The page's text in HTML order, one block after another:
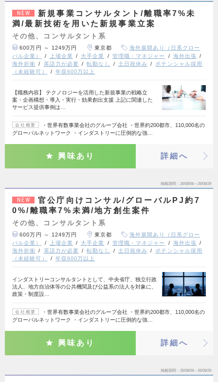
NEW
新規事業コンサルタント/離職率7%未
満/最新技術を用いた新規事業立案
その他、コンサルタント系
600万円 ～ 1249万円 東京都
海外展開あり（日系グロー
バル企業）
上場企業 大手企業 管理職・マネジャー
海外出張
海外折衝
英語力が必要 転勤なし 土日祝休み
ポテンシャル採用
（未経験可）
年収600万以上
【職務内容】 テクノロジーを活用した新規事業の戦略立
案・企画構想・導入・実行・効果創出支援 上記に関連した
サービス提供事例は…
会社概要
・世界有数事業会社のグループ会社 ・世界約200都市、110,000名の
グローバルネットワーク ・インダストリーに圧倒的な強…
興味あり 詳細へ
掲載期間 26/08/08～26/08/29
NEW
官公庁向けコンサル/グローバルPJ約7
0%/離職率7%未満/地方創生案件
その他、コンサルタント系
600万円 ～ 1249万円 東京都
海外展開あり（日系グロー
バル企業）
上場企業 大手企業 管理職・マネジャー
海外出張
海外折衝
英語力が必要 転勤なし 土日祝休み
ポテンシャル採用
（未経験可）
年収600万以上
インダストリーコンサルタントとして、中央省庁、独立行政
法人、地方自治体等の公共機関及び公益系の法人を対象に、
政策・制度設…
会社概要
・世界有数事業会社のグループ会社 ・世界約200都市、110,000名の
グローバルネットワーク ・インダストリーに圧倒的な強…
興味あり 詳細へ
掲載期間 26/08/08～26/08/29